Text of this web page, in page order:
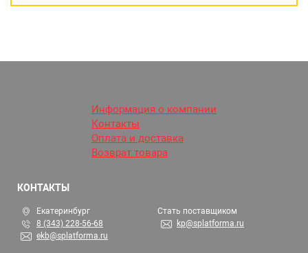
Информация о компании
Контакты
Оплата и доставка
Возврат товара
КОНТАКТЫ
Екатеринбург
8 (343) 228-56-68
ekb@splatforma.ru
Стать поставщиком
kp@splatforma.ru